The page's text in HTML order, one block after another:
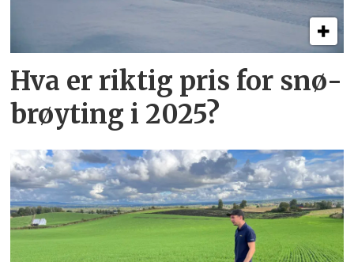
Hva er riktig pris for snø­
brøyting i 2025?